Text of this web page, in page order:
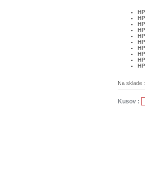
Na sklade
Kusov :